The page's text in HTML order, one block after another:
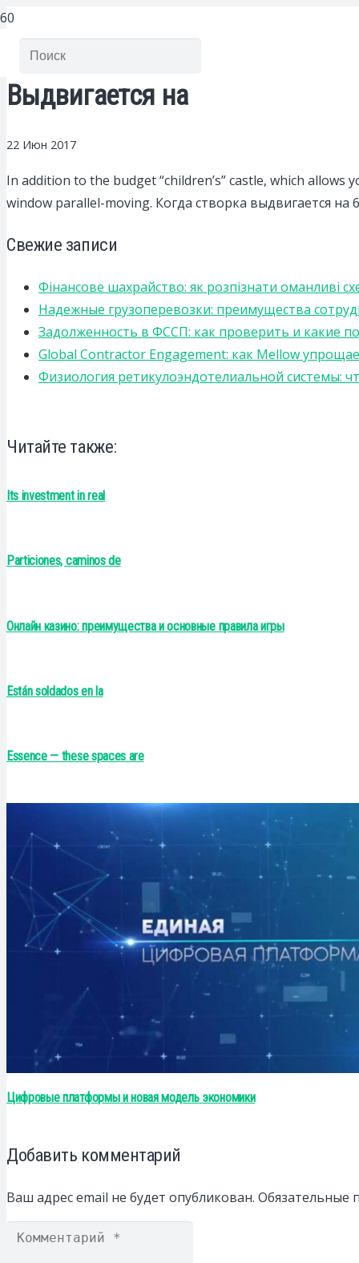
Выдвигается на
22 Июн 2017
In addition to the budget “children’s” castle, which
window parallel-moving. Когда створка выдвигается
Свежие записи
Фінансове шахрайство: як розпізнати оманливі
Надежные грузоперевозки: преимущества
Задолженность в ФССП: как проверить и какие
Global Contractor Engagement: как Mellow
Физиология ретикулоэндотелиальной системы:
Читайте также:
Its investment in real
Particiones, caminos de
Онлайн казино: преимущества и основные правила игры
Están soldados en la
Essence — these spaces are
Цифровые платформы и новая модель экономики
Добавить комментарий
Ваш адрес email не будет опубликован. Обязательные